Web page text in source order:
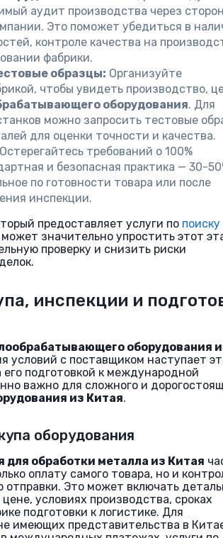
аудит производства через
Это поможет убедиться в
контроле качества на
фабрики.
образцы: Организуйте
чтобы увидеть производство,
оборудования. Для
можно запросить тестовые
для оценки точности и качества.
Остерегайтесь требований о 100%
и безопасная практика — 30-
по готовности товара или после
инспекции.
предоставляет услуги по поиску
может значительно упростить этот
проверку и снизить риски
инспекции и
оборудования
условий с поставщиком наступает
его подготовкой к международной
важно для сложного и
из Китая.
оборудования
для обработки металла из Китая
оплату самого товара, но и
отправки. Это может включать
условиях производства, сроках
подготовки к логистике. Для
имеющих представительства в